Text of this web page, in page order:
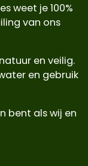
weet je 100%
van ons
en veilig.
en gebruik
bent als wij en